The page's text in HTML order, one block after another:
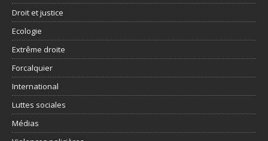
Droit et justice
Ecologie
Extrême droite
Forcalquier
International
Luttes sociales
Médias